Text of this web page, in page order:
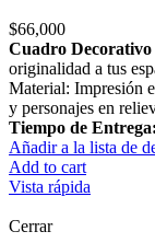
$66,000
Cuadro
originalidad a tus
Material: Impresión
y personajes en
Tiempo de
Añadir a la lista de
Add to cart
Vista rápida
Cerrar